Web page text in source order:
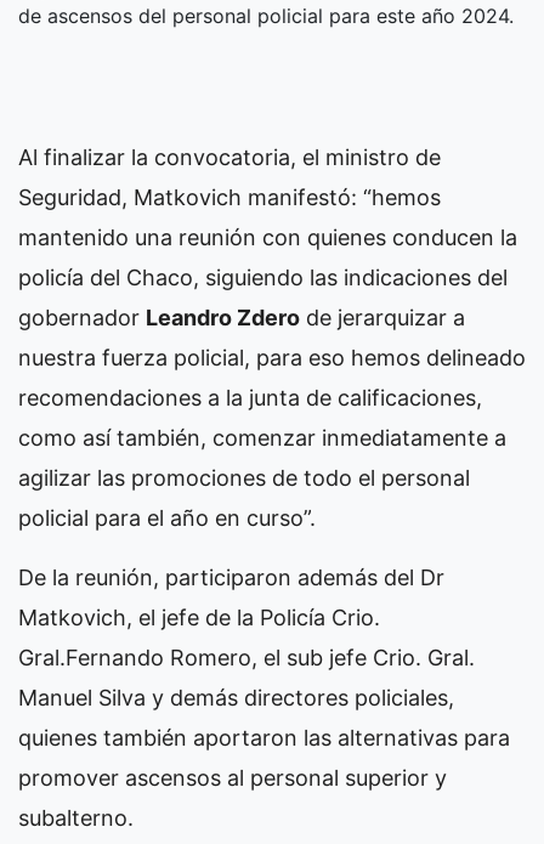
de ascensos del personal policial para este año 2024.
Al finalizar la convocatoria, el ministro de
Seguridad, Matkovich manifestó: “hemos
mantenido una reunión con quienes conducen la
policía del Chaco, siguiendo las indicaciones del
gobernador Leandro Zdero de jerarquizar a
nuestra fuerza policial, para eso hemos delineado
recomendaciones a la junta de calificaciones,
como así también, comenzar inmediatamente a
agilizar las promociones de todo el personal
policial para el año en curso”.
De la reunión, participaron además del Dr
Matkovich, el jefe de la Policía Crio.
Gral.Fernando Romero, el sub jefe Crio. Gral.
Manuel Silva y demás directores policiales,
quienes también aportaron las alternativas para
promover ascensos al personal superior y
subalterno.